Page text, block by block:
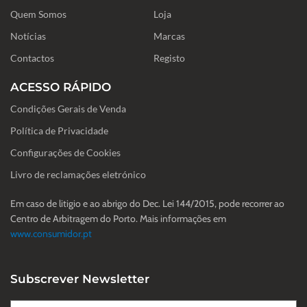
o
-
r
Quem Somos
Notícias
Contactos
Loja
Marcas
Registo
ACESSO RÁPIDO
Condições Gerais de Venda
Política de Privacidade
Configurações de Cookies
Livro de reclamações eletrónico
Em caso de litigio e ao abrigo do Dec. Lei 144/2015, pode recorrer ao
Centro de Arbitragem do Porto. Mais informações em
www.consumidor.pt
Subscrever Newsletter